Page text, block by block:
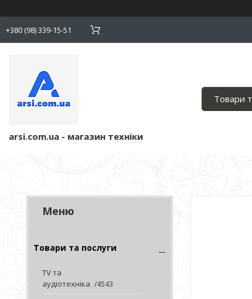
+380 (98) 339-15-51
arsi.com.ua - магазин техніки
Товари
Товари та послуги
TV та
аудіотехніка
4543